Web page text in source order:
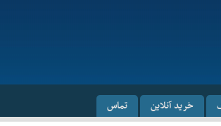
خرید آنلاین تماس